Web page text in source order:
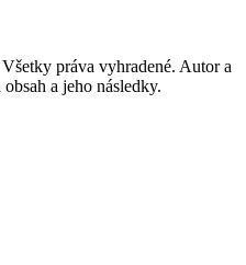
práva vyhradené. Autor a
a jeho následky.